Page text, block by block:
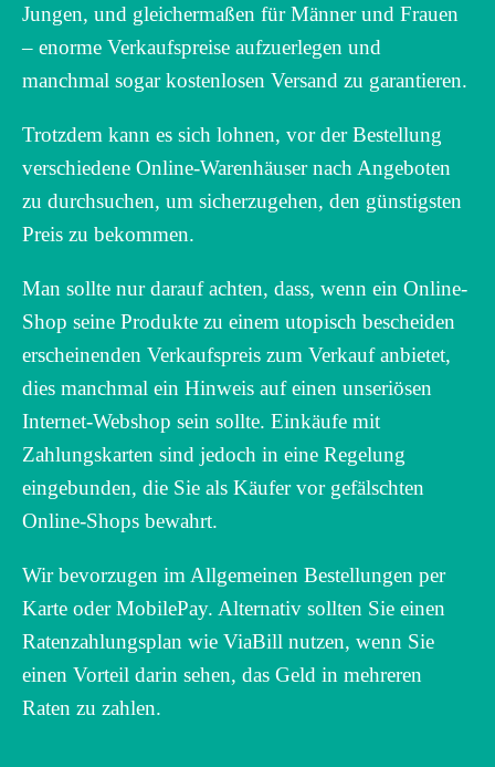
Jungen, und gleichermaßen für Männer und Frauen
– enorme Verkaufspreise aufzuerlegen und
manchmal sogar kostenlosen Versand zu garantieren.
Trotzdem kann es sich lohnen, vor der Bestellung
verschiedene Online-Warenhäuser nach Angeboten
zu durchsuchen, um sicherzugehen, den günstigsten
Preis zu bekommen.
Man sollte nur darauf achten, dass, wenn ein Online-
Shop seine Produkte zu einem utopisch bescheiden
erscheinenden Verkaufspreis zum Verkauf anbietet,
dies manchmal ein Hinweis auf einen unseriösen
Internet-Webshop sein sollte. Einkäufe mit
Zahlungskarten sind jedoch in eine Regelung
eingebunden, die Sie als Käufer vor gefälschten
Online-Shops bewahrt.
Wir bevorzugen im Allgemeinen Bestellungen per
Karte oder MobilePay. Alternativ sollten Sie einen
Ratenzahlungsplan wie ViaBill nutzen, wenn Sie
einen Vorteil darin sehen, das Geld in mehreren
Raten zu zahlen.